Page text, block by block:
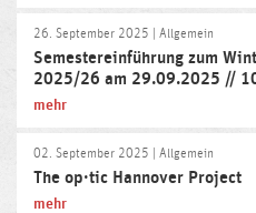
26. September 2025 | Allgemein
Semestereinführung zum
2025/26 am 29.09.2025 //
mehr
02. September 2025 | Allgemein
The op·tic Hannover Project
mehr